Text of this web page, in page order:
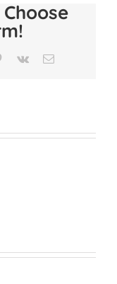
Pinterest
Vk Email